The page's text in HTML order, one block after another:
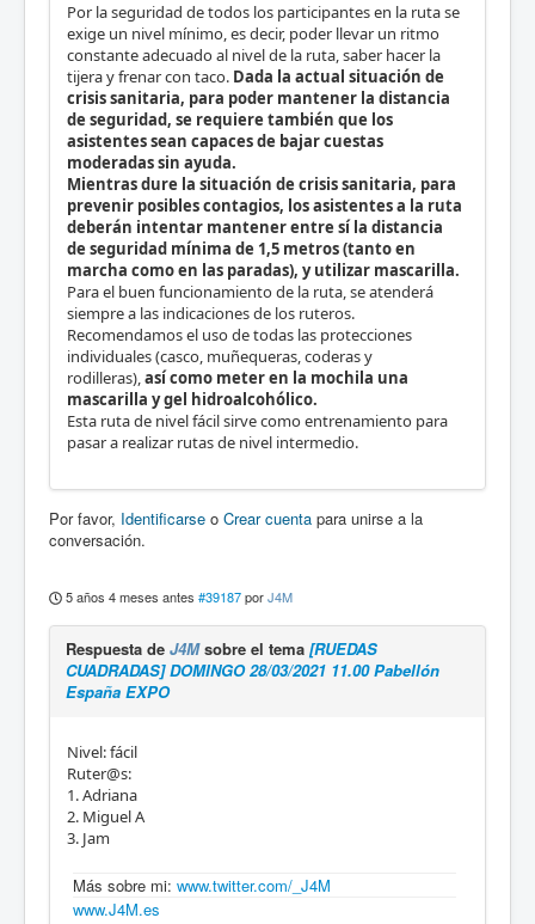
Por la seguridad de todos los participantes en la ruta se
exige un nivel mínimo, es decir, poder llevar un ritmo
constante adecuado al nivel de la ruta, saber hacer la
tijera y frenar con taco. Dada la actual situación de
crisis sanitaria, para poder mantener la distancia
de seguridad, se requiere también que los
asistentes sean capaces de bajar cuestas
moderadas sin ayuda.
Mientras dure la situación de crisis sanitaria, para
prevenir posibles contagios, los asistentes a la ruta
deberán intentar mantener entre sí la distancia
de seguridad mínima de 1,5 metros (tanto en
marcha como en las paradas), y utilizar mascarilla.
Para el buen funcionamiento de la ruta, se atenderá
siempre a las indicaciones de los ruteros.
Recomendamos el uso de todas las protecciones
individuales (casco, muñequeras, coderas y
rodilleras),así como meter en la mochila una
mascarilla y gel hidroalcohólico.
Esta ruta de nivel fácil sirve como entrenamiento para
pasar a realizar rutas de nivel intermedio.
Por favor, Identificarse o Crear cuenta para unirse a la
conversación.
5 años 4 meses antes #39187porJ4M
Respuesta de J4Msobre el tema [RUEDAS
CUADRADAS] DOMINGO 28/03/2021 11.00 Pabellón
España EXPO
Nivel: fácil
Ruter@s:
1. Adriana
2. Miguel A
3. Jam
Más sobre mi: www.twitter.com/_J4M
www.J4M.es